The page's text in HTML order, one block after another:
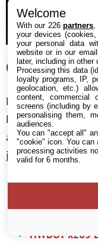
Gros scores
Nous disions donc,
Et prend
avec ça 1080 Ti et
joué :
Cinebench –
Unigine
Cinebench –
HWBOT x265
Welcome
With our 226partners
your devices
your personal data
website or in our
later, including in other
Processing this data
loyalty programs, IP,
geolocation, etc.)
content,
screens (including by
personalising them,
audiences.
You can "accept all"
"cookie" icon. You can
processing activities
valid for 6 months.